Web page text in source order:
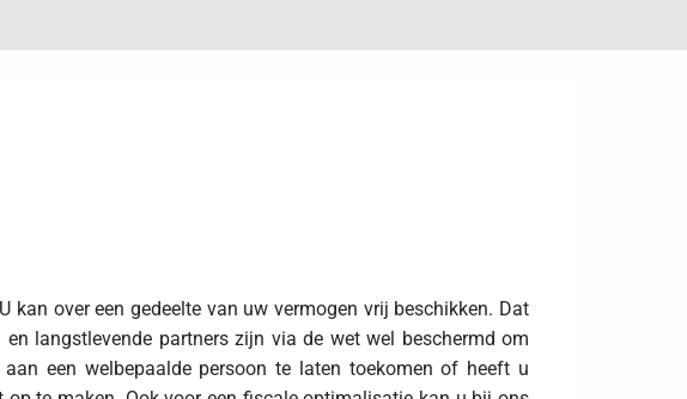
over een gedeelte van uw vermogen vrij beschikken. Dat
langstlevende partners zijn via de wet wel beschermd om
een welbepaalde persoon te laten toekomen of heeft u